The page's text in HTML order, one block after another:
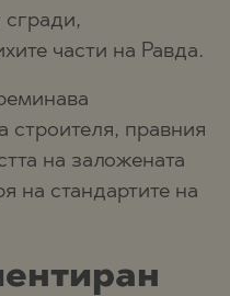
части на Равда.
строителя, правния
на заложената
на стандартите на